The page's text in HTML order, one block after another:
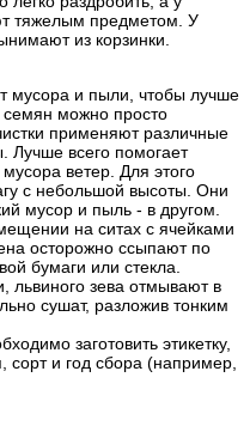
тяжелым предметом. У
из корзинки.
мусора и пыли, чтобы лучше
семян можно просто
применяют различные
Лучше всего помогает
ветер. Для этого
с небольшой высоты. Они
мусор и пыль - в другом.
на ситах с ячейками
осторожно ссыпают по
бумаги или стекла.
львиного зева отмывают в
сушат, разложив тонким
заготовить этикетку,
сорт и год сбора (например,